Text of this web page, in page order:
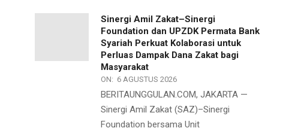
Sinergi Amil Zakat–Sinergi
Foundation dan UPZDK Permata Bank
Syariah Perkuat Kolaborasi untuk
Perluas Dampak Dana Zakat bagi
Masyarakat
ON: 6 AGUSTUS 2026
BERITAUNGGULAN.COM, JAKARTA —
Sinergi Amil Zakat (SAZ)–Sinergi
Foundation bersama Unit